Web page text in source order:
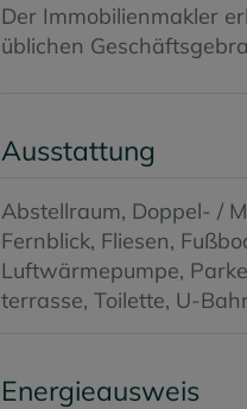
Der Immobilienmakler
üblichen
Ausstattung
Abstellraum Doppel- /
Fernblick Fliesen
Luftwärmepumpe
terrasse Toilette U-
Energieausweis